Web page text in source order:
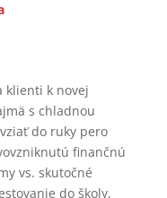
klienti k novej
s chladnou
do ruky pero
finančnú
vs. skutočné
do školy,